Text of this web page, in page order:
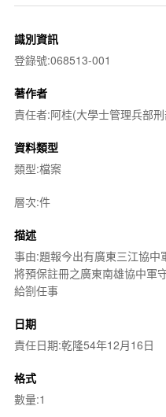
識別資訊
登錄號:068513-001
著作者
責任者:阿桂(大學士管理兵部
資料類型
類型:檔案
層次:件
描述
事由:題報今出有廣東三江協
將預保註冊之廣東南雄協中軍
給劄任事
日期
責任日期:乾隆54年12月16日
格式
數量:1